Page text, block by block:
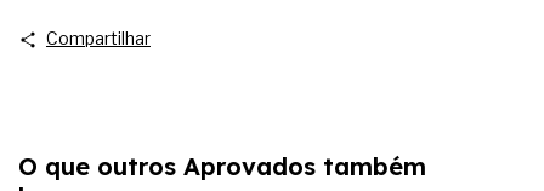
Compartilhar
O que outros Aprovados também